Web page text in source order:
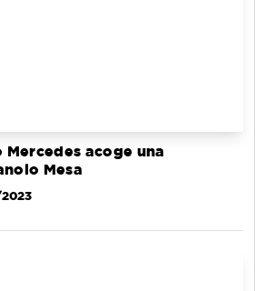
acoge una
Mesa